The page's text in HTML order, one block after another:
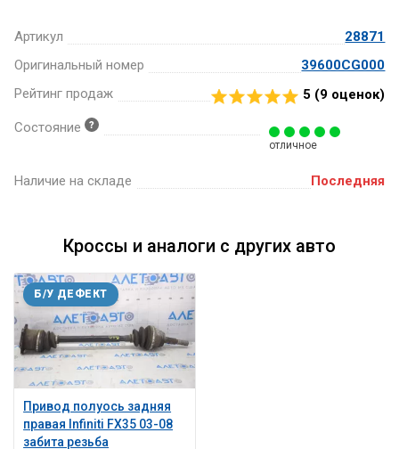
Артикул
28871
Оригинальный номер
39600CG000
Рейтинг продаж
5 (9 оценок)
Состояние
отличное
Наличие на складе Последняя
Кроссы и аналоги с других авто
Привод полуось задняя
правая Infiniti FX35 03-08
забита резьба
Б/У ДЕФЕКТ